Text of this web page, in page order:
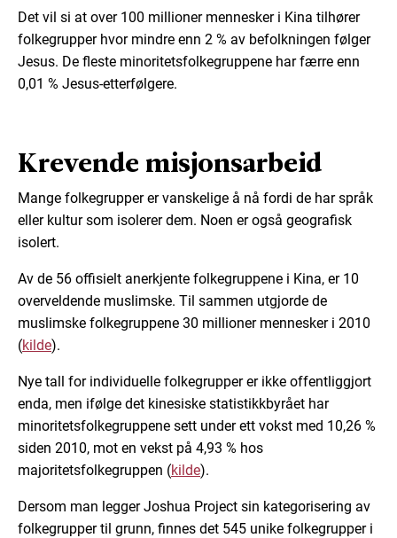
Det vil si at over 100 millioner mennesker i Kina tilhører
folkegrupper hvor mindre enn 2 % av befolkningen følger
Jesus. De fleste minoritetsfolkegruppene har færre enn
0,01 % Jesus-etterfølgere.
Krevende misjonsarbeid
Mange folkegrupper er vanskelige å nå fordi de har språk
eller kultur som isolerer dem. Noen er også geografisk
isolert.
Av de 56 offisielt anerkjente folkegruppene i Kina, er 10
overveldende muslimske. Til sammen utgjorde de
muslimske folkegruppene 30 millioner mennesker i 2010
(kilde).
Nye tall for individuelle folkegrupper er ikke offentliggjort
enda, men ifølge det kinesiske statistikkbyrået har
minoritetsfolkegruppene sett under ett vokst med 10,26 %
siden 2010, mot en vekst på 4,93 % hos
majoritetsfolkegruppen (kilde).
Dersom man legger Joshua Project sin kategorisering av
folkegrupper til grunn, finnes det 545 unike folkegrupper i